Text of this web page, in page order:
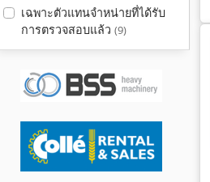
เฉพาะตัวแทนจำหน่ายที่ได้รับ
การตรวจสอบแล้ว (9)